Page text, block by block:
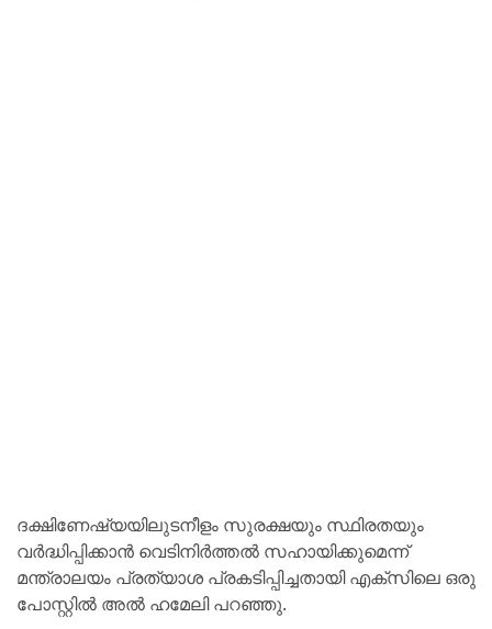
ദക്ഷിണേഷ്യയിലുടനീളം സുരക്ഷയും സ്ഥിരതയും
വർദ്ധിപ്പിക്കാൻ വെടിനിർത്തൽ സഹായിക്കുമെന്ന്
മന്ത്രാലയം പ്രത്യാശ പ്രകടിപ്പിച്ചതായി എക്‌സിലെ ഒരു
പോസ്റ്റിൽ അൽ ഹമേലി പറഞ്ഞു.